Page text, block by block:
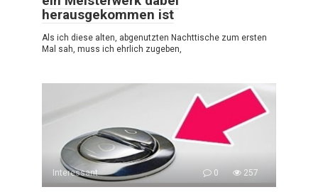
herausgekommen ist
Als ich diese alten, abgenutzten Nachttische zum ersten
Mal sah, muss ich ehrlich zugeben,
Interessant 0 257